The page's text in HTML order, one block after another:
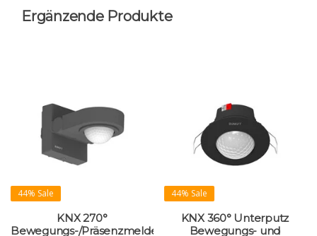
Ergänzende Produkte
44% Sale
KNX 270°
Bewegungs-/Präsenzmelder
44% Sale
KNX 360° Unterputz
Bewegungs- und